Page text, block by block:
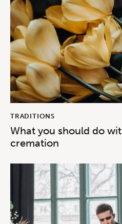
TRADITIONS
What you should do
cremation